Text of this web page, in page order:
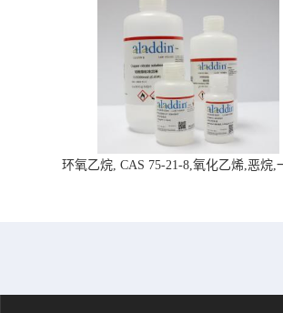
环氧乙烷, CAS 75-21-8,氧化乙烯,恶烷,